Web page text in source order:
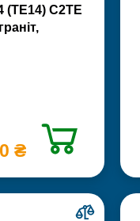
(ТЕ14) С2TE
₴